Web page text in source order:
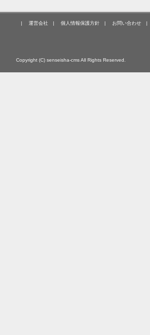
| 運営会社| 個人情報保護方針| お問い合わせ|
Copyright (C) senseisha-cms All Rights Reserved.